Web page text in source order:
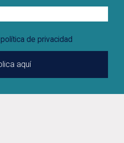
política de privacidad